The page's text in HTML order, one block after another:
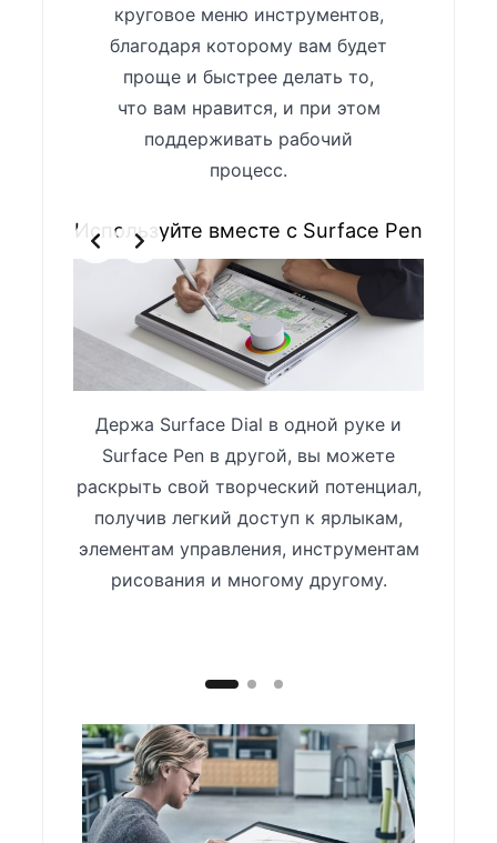
круговое меню инструментов,
благодаря которому вам будет
проще и быстрее делать то,
что вам нравится, и при этом
поддерживать рабочий
процесс.
Используйте вместе с Surface Pen
Держа Surface Dial в одной руке и
Surface Pen в другой, вы можете
раскрыть свой творческий потенциал,
получив легкий доступ к ярлыкам,
элементам управления, инструментам
рисования и многому другому.